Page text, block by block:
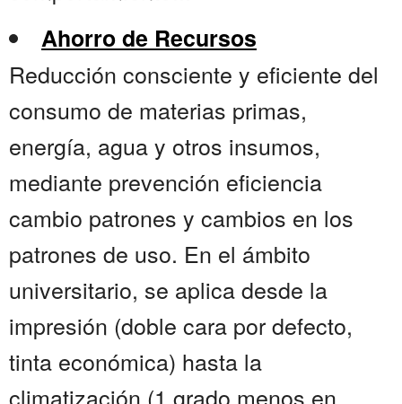
Ahorro de Recursos
Reducción consciente y eficiente del
consumo de materias primas,
energía, agua y otros insumos,
mediante prevención eficiencia
cambio patrones y cambios en los
patrones de uso. En el ámbito
universitario, se aplica desde la
impresión (doble cara por defecto,
tinta económica) hasta la
climatización (1 grado menos en